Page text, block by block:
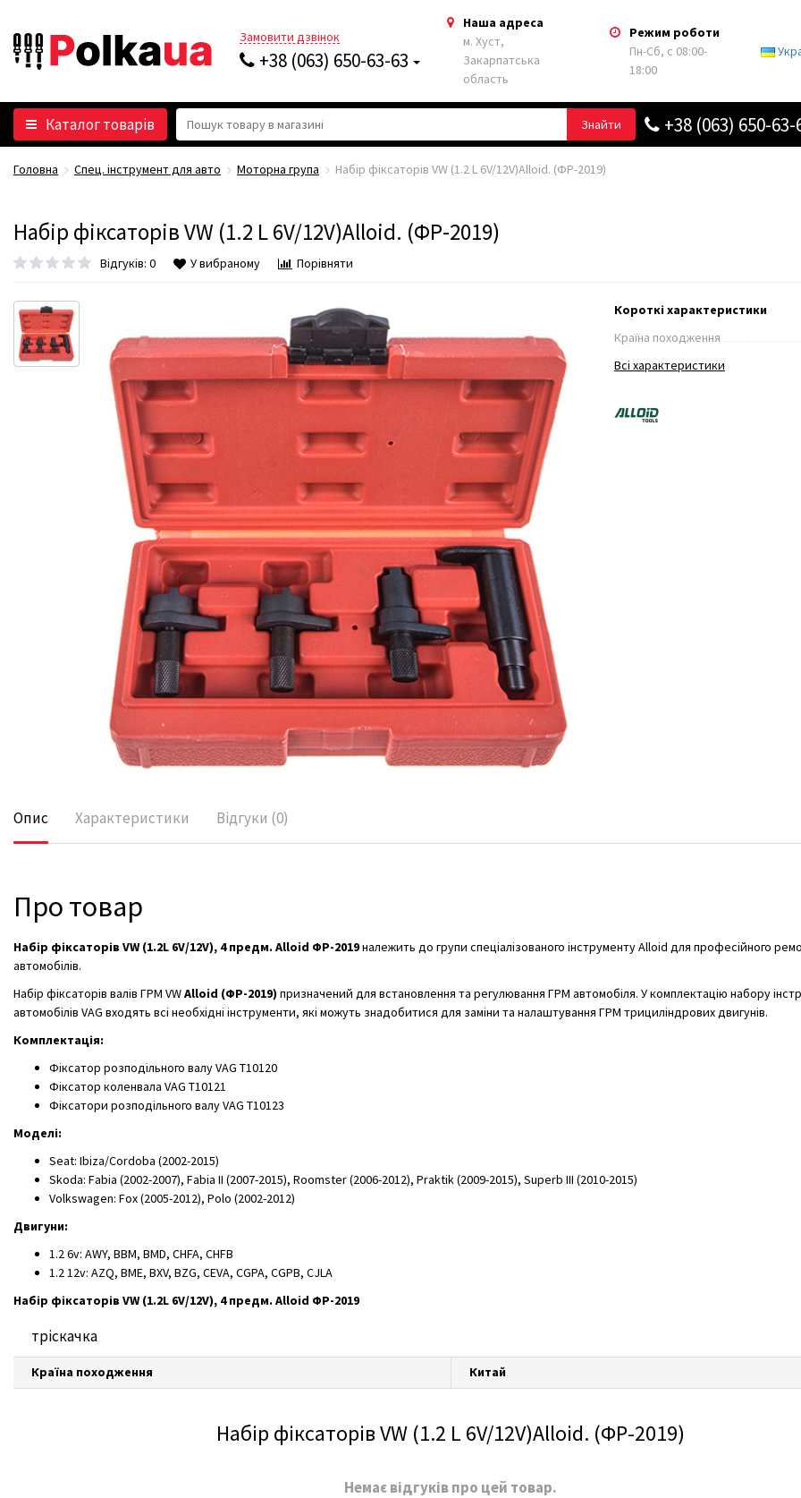
Замовити дзвінок
+38 (063) 650-63-63
Наша адреса
м. Хуст,
Закарпатська
область
Режим роботи
Пн-Сб, с 08:00-
18:00
Каталог товарів Знайти +38 (063) 650-63-
Головна Спец. інструмент для авто Моторна група Набір фіксаторів VW (1.2 L 6V/12V)Alloid. (ФР-2019)
Набір фіксаторів VW (1.2 L 6V/12V)Alloid. (ФР-2019)
Відгуків: 0 У вибраному Порівняти
Короткі характеристики
Країна походження
Всі характеристики
Опис Характеристики Відгуки (0)
Про товар
Набір фіксаторів VW (1.2L 6V/12V), 4 предм. Alloid ФР-2019належить до групи спеціалізованого інструменту Alloid для професійного
автомобілів.
Набір фіксаторів валів ГРМ VWAlloid (ФР-2019) призначений для встановлення та регулювання ГРМ автомобіля. У комплектацію набору
автомобілів VAG входять всі необхідні інструменти, які можуть знадобитися для заміни та налаштування ГРМ трициліндрових двигунів.
Комплектація:
Фіксатор розподільного валу VAG T10120
Фіксатор коленвала VAG T10121
Фіксатори розподільного валу VAG T10123
Моделі:
Seat: Ibiza/Cordoba (2002-2015)
Skoda: Fabia (2002-2007), Fabia II (2007-2015), Roomster (2006-2012), Praktik (2009-2015), Superb III (2010-2015)
Volkswagen: Fox (2005-2012), Polo (2002-2012)
Двигуни:
1.2 6v: AWY, BBM, BMD, CHFA, CHFB
1.2 12v: AZQ, BME, BXV, BZG, CEVA, CGPA, CGPB, CJLA
Набір фіксаторів VW (1.2L 6V/12V), 4 предм. Alloid ФР-2019
тріскачка
Країна походження Китай
Набір фіксаторів VW (1.2 L 6V/12V)Alloid. (ФР-2019)
Немає відгуків про цей товар.